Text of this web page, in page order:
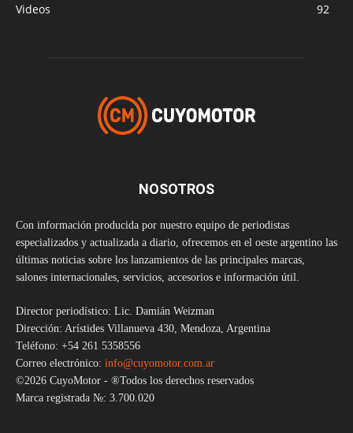
Videos
92
NOSOTROS
Con información producida por nuestro equipo de periodistas
especializados y actualizada a diario, ofrecemos en el oeste argentino las
últimas noticias sobre los lanzamientos de las principales marcas,
salones internacionales, servicios, accesorios e información útil.
Director periodístico: Lic. Damián Weizman
Dirección: Arístides Villanueva 430, Mendoza, Argentina
Teléfono: +54 261 5358556
Correo electrónico: info@cuyomotor.com.ar
©2026 CuyoMotor - ®Todos los derechos reservados
Marca registrada №: 3.700.020